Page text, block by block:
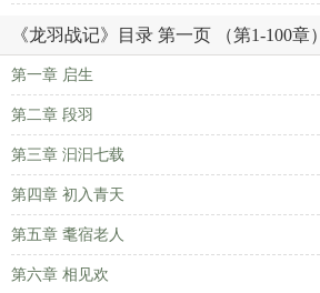
《龙羽战记》目录 第一页 （第1-100章）
第一章 启生
第二章 段羽
第三章 汩汩七载
第四章 初入青天
第五章 耄宿老人
第六章 相见欢